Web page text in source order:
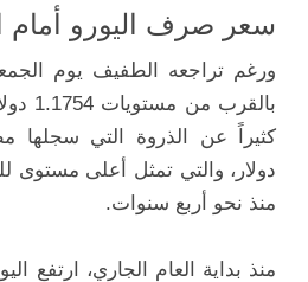
سعر صرف اليورو أمام
ورغم تراجعه الطفيف يوم
دولار، والتي تمثل أعلى مستوى
منذ نحو أربع سنوات.